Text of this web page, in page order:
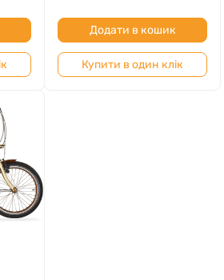
Додати в кошик
Купити в один клік